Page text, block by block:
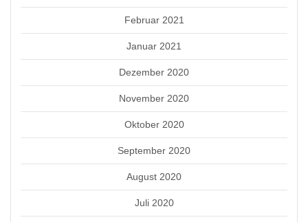
Februar 2021
Januar 2021
Dezember 2020
November 2020
Oktober 2020
September 2020
August 2020
Juli 2020